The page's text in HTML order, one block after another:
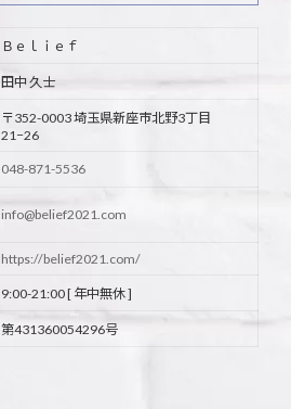
Ｂｅｌｉｅｆ
田中 久士
〒352-0003 埼玉県新座市北野3丁目
21−26
048-871-5536
info@belief2021.com
https://belief2021.com/
9:00-21:00 [ 年中無休 ]
第431360054296号